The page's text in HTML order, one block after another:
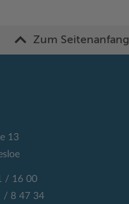
Zum Seitenanfang
13
/ 16 00
/ 8 47 34